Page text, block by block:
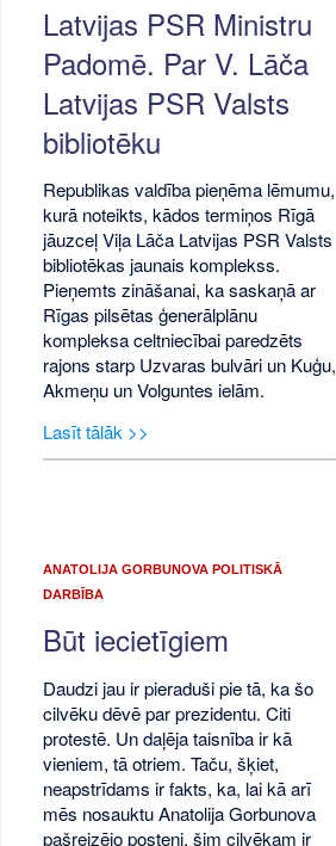
Latvijas PSR Ministru
Padomē. Par V. Lāča
Latvijas PSR Valsts
bibliotēku
Republikas valdība pieņēma lēmumu,
kurā noteikts, kādos termiņos Rīgā
jāuzceļ Viļa Lāča Latvijas PSR Valsts
bibliotēkas jaunais komplekss.
Pieņemts zināšanai, ka saskaņā ar
Rīgas pilsētas ģenerālplānu
kompleksa celtniecībai paredzēts
rajons starp Uzvaras bulvāri un Kuģu,
Akmeņu un Volguntes ielām.
Lasīt tālāk >>
ANATOLIJA GORBUNOVA POLITISKĀ
DARBĪBA
Būt iecietīgiem
Daudzi jau ir pieraduši pie tā, ka šo
cilvēku dēvē par prezidentu. Citi
protestē. Un daļēja taisnība ir kā
vieniem, tā otriem. Taču, šķiet,
neapstrīdams ir fakts, ka, lai kā arī
mēs nosauktu Anatolija Gorbunova
pašreizējo posteni, šim cilvēkam ir